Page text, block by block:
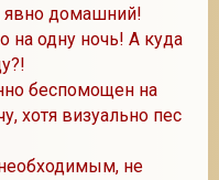
явно домашний!
на одну ночь! А куда
беспомощен на
хотя визуально пес
не